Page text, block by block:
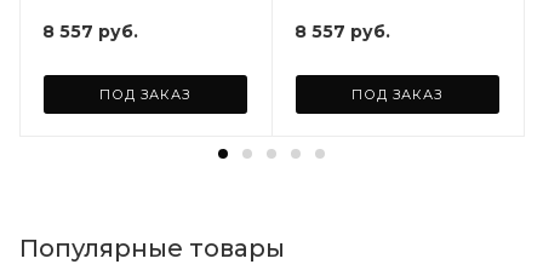
8 557 руб.
ПОД ЗАКАЗ
8 557 руб.
ПОД ЗАКАЗ
Популярные товары